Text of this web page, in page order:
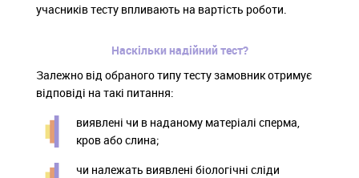
учасників тесту впливають на вартість роботи.
Наскільки надійний тест?
Залежно від обраного типу тесту замовник отримує
відповіді на такі питання:
виявлені чи в наданому матеріалі сперма,
кров або слина;
чи належать виявлені біологічні сліди